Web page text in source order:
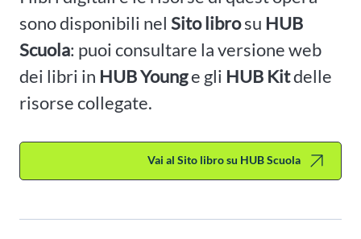
sono disponibili nel Sito librosu HUB
Scuola: puoi consultare la versione web
dei libri in HUB Younge gli HUB Kitdelle
risorse collegate.
Vai al Sito libro su HUB Scuola